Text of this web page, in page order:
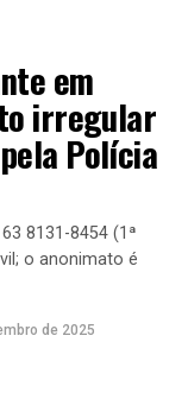
em
irregular
Polícia
8131-8454 (1ª
o anonimato é
de 2025